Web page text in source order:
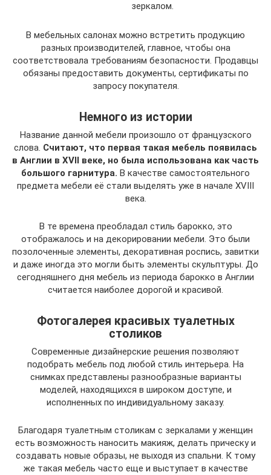
зеркалом.
В мебельных салонах можно встретить продукцию
разных производителей, главное, чтобы она
соответствовала требованиям безопасности. Продавцы
обязаны предоставить документы, сертификаты по
запросу покупателя.
Немного из истории
Название данной мебели произошло от французского
слова. Считают, что первая такая мебель появилась
в Англии в XVII веке, но была использована как часть
большого гарнитура. В качестве самостоятельного
предмета мебели её стали выделять уже в начале XVIII
века.
В те времена преобладал стиль барокко, это
отображалось и на декорировании мебели. Это были
позолоченные элементы, декоративная роспись, завитки
и даже иногда это могли быть элементы скульптуры. До
сегодняшнего дня мебель из периода барокко в Англии
считается наиболее дорогой и красивой.
Фотогалерея красивых туалетных
столиков
Современные дизайнерские решения позволяют
подобрать мебель под любой стиль интерьера. На
снимках представлены разнообразные варианты
моделей, находящихся в широком доступе, и
исполненных по индивидуальному заказу.
Благодаря туалетным столикам с зеркалами у женщин
есть возможность наносить макияж, делать прическу и
создавать новые образы, не выходя из спальни. К тому
же такая мебель часто еще и выступает в качестве